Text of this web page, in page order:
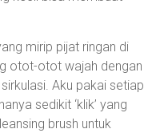
mirip pijat ringan di
otot-otot wajah dengan
Aku pakai setiap
sedikit ‘klik’ yang
brush untuk